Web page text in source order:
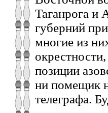
Таганрога и
губерний
многие из
позиции
ни помещик
телеграфа.